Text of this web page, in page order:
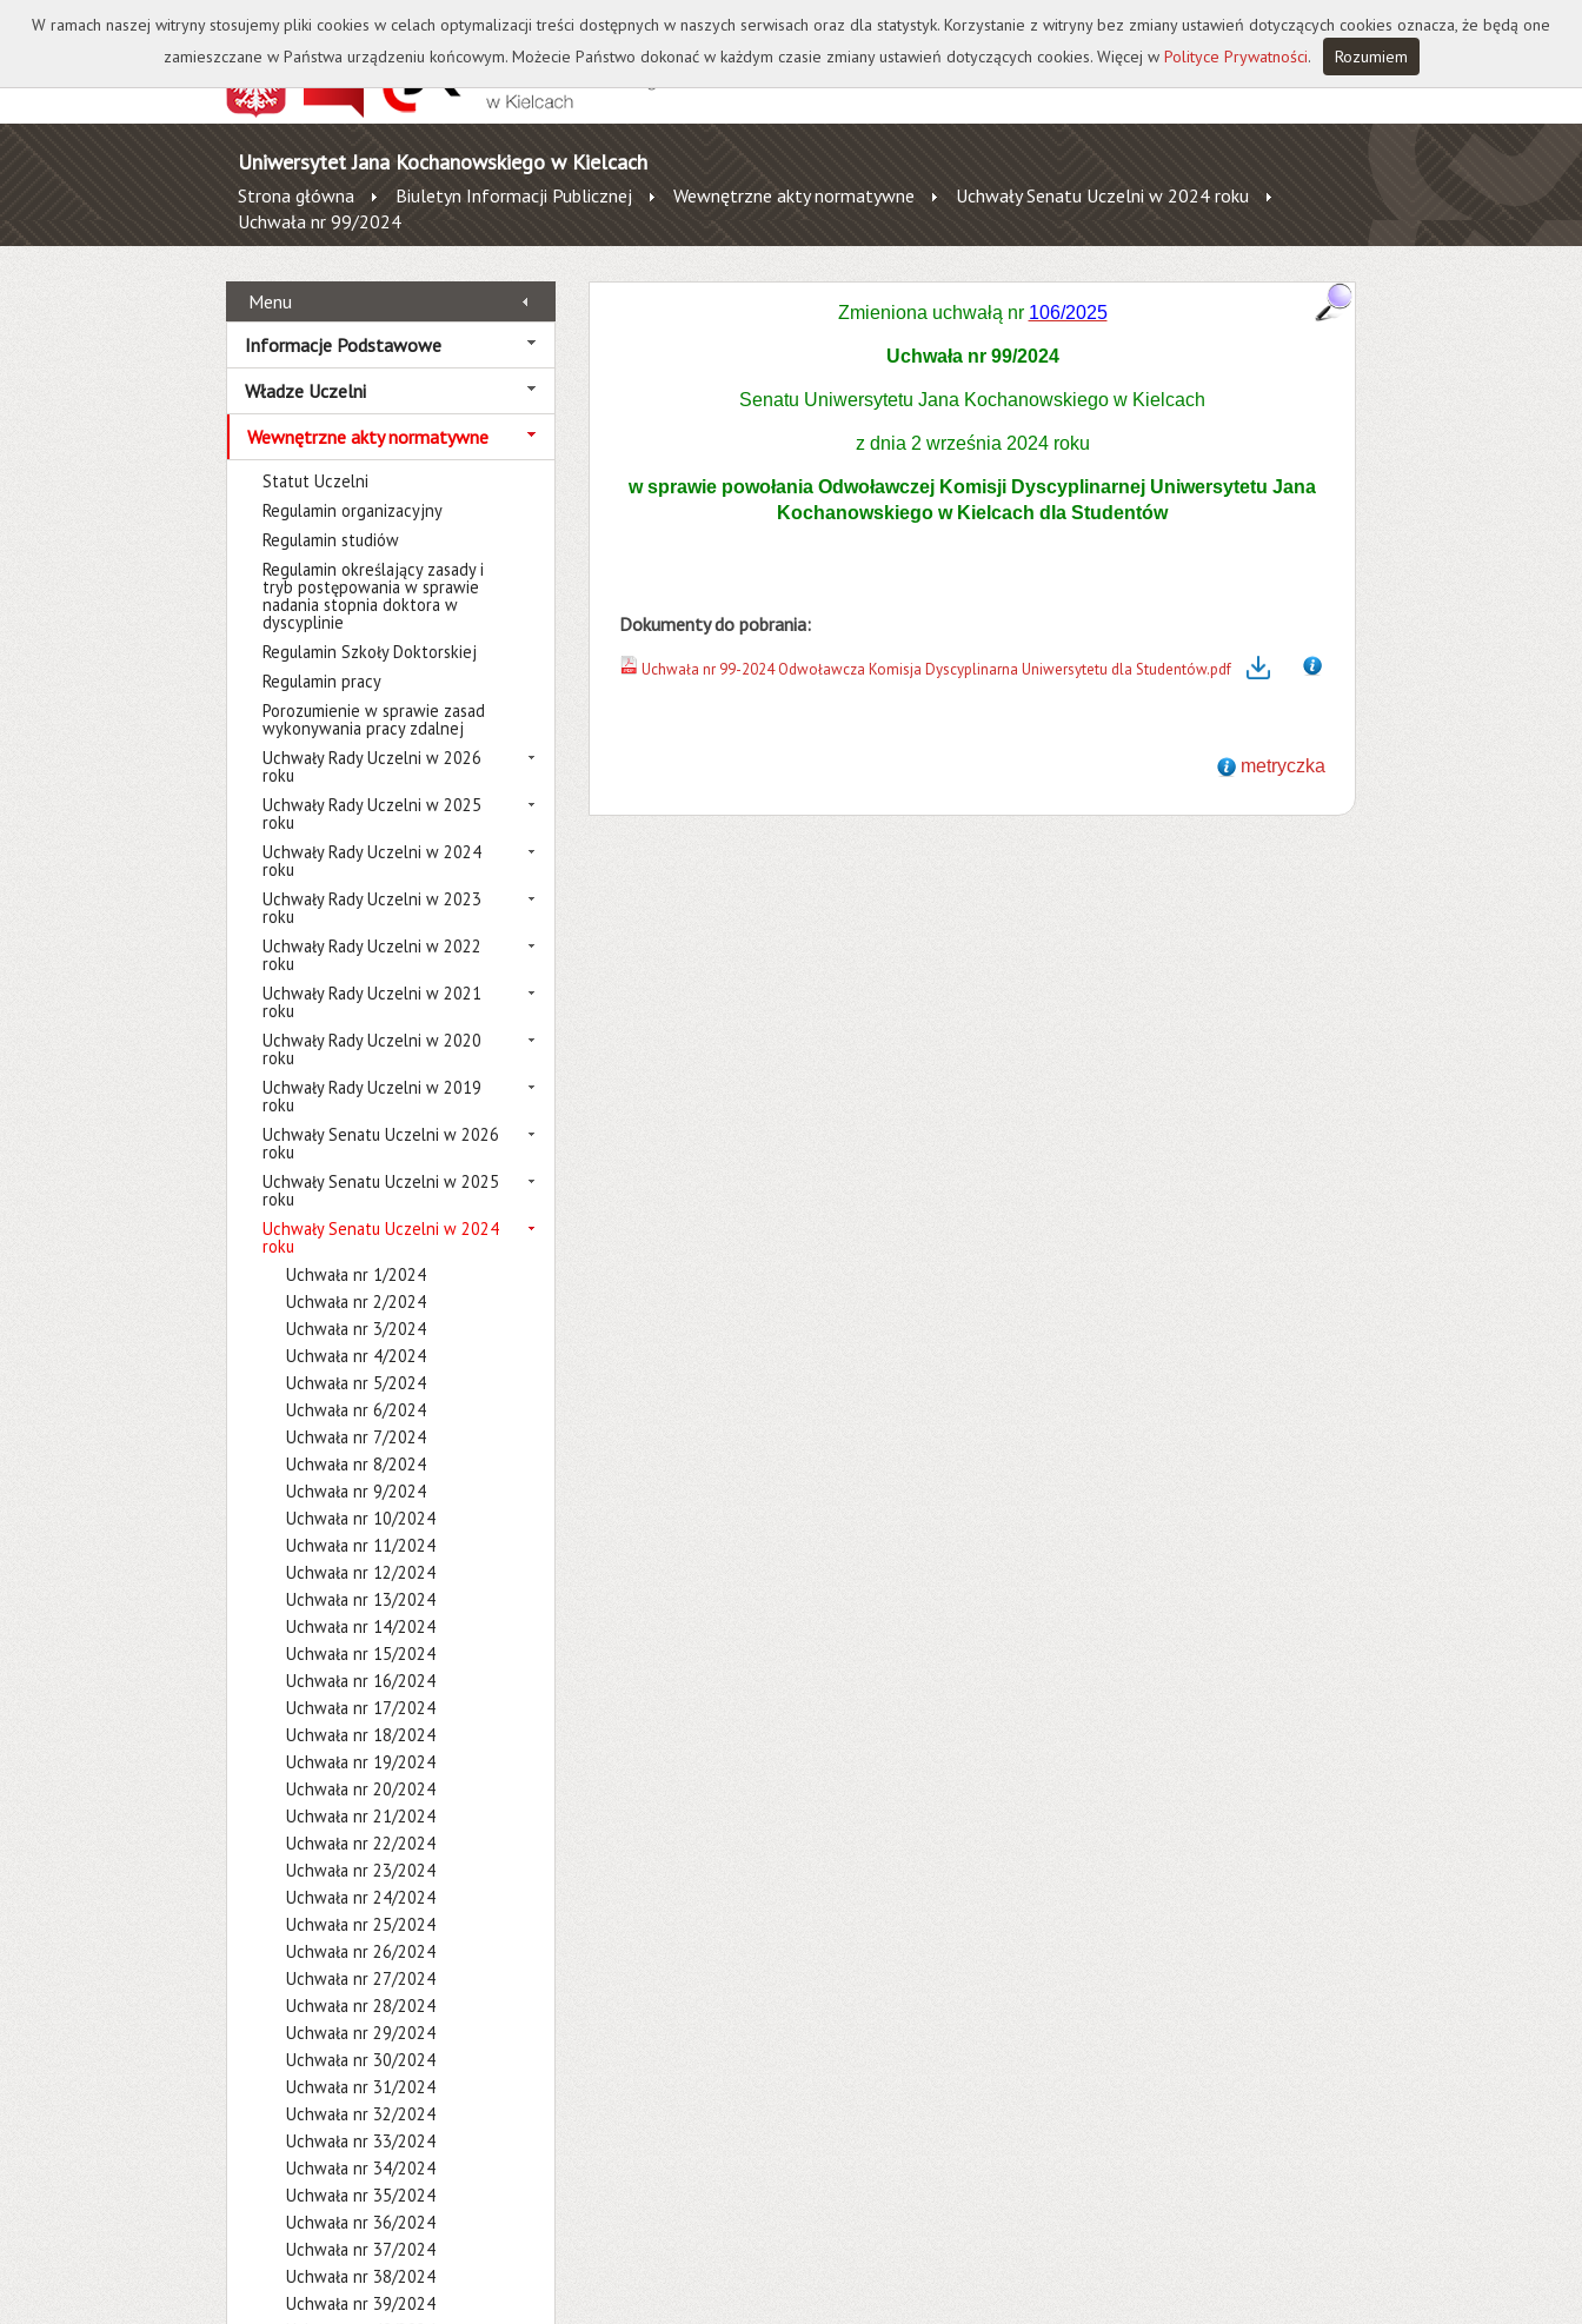
Kontakt Biblioteka Wydawnictwo Wirtualna Uczelnia A A A A
Uniwersytet Jana Kochanowskiego w Kielcach
Strona główna Biuletyn Informacji Publicznej Wewnętrzne akty normatywne
Uchwały Senatu Uczelni w 2024 roku
Uchwała nr 99/2024
Menu
Informacje Podstawowe
Władze Uczelni
Wewnętrzne akty normatywne
Statut Uczelni
Regulamin organizacyjny
Regulamin studiów
Regulamin określający zasady i
tryb postępowania w sprawie
nadania stopnia doktora w
dyscyplinie
Regulamin Szkoły Doktorskiej
Regulamin pracy
Porozumienie w sprawie zasad
wykonywania pracy zdalnej
Uchwały Rady Uczelni w 2026
roku
Uchwały Rady Uczelni w 2025
roku
Uchwały Rady Uczelni w 2024
roku
Uchwały Rady Uczelni w 2023
roku
Uchwały Rady Uczelni w 2022
roku
Uchwały Rady Uczelni w 2021
roku
Uchwały Rady Uczelni w 2020
roku
Uchwały Rady Uczelni w 2019
roku
Uchwały Senatu Uczelni w 2026
roku
Uchwały Senatu Uczelni w 2025
roku
Uchwały Senatu Uczelni w 2024
roku
Uchwała nr 1/2024
Uchwała nr 2/2024
Uchwała nr 3/2024
Uchwała nr 4/2024
Uchwała nr 5/2024
Uchwała nr 6/2024
Uchwała nr 7/2024
Uchwała nr 8/2024
Uchwała nr 9/2024
Uchwała nr 10/2024
Uchwała nr 11/2024
Uchwała nr 12/2024
Uchwała nr 13/2024
Uchwała nr 14/2024
Uchwała nr 15/2024
Uchwała nr 16/2024
Uchwała nr 17/2024
Uchwała nr 18/2024
Uchwała nr 19/2024
Uchwała nr 20/2024
Uchwała nr 21/2024
Uchwała nr 22/2024
Uchwała nr 23/2024
Uchwała nr 24/2024
Uchwała nr 25/2024
Uchwała nr 26/2024
Uchwała nr 27/2024
Uchwała nr 28/2024
Uchwała nr 29/2024
Uchwała nr 30/2024
Uchwała nr 31/2024
Uchwała nr 32/2024
Uchwała nr 33/2024
Uchwała nr 34/2024
Uchwała nr 35/2024
Uchwała nr 36/2024
Uchwała nr 37/2024
Uchwała nr 38/2024
Uchwała nr 39/2024
Zmieniona uchwałą nr 106/2025
Uchwała nr 99/2024
Senatu Uniwersytetu Jana Kochanowskiego w Kielcach
z dnia 2 września 2024 roku
w sprawie powołania Odwoławczej Komisji Dyscyplinarnej Uniwersytetu Jana
Kochanowskiego w Kielcach dla Studentów
Dokumenty do pobrania:
Uchwała nr 99-2024 Odwoławcza Komisja Dyscyplinarna Uniwersytetu dla Studentów.pdf
metryczka
W ramach naszej witryny stosujemy pliki cookies w celach optymalizacji treści dostępnych w naszych serwisach oraz dla statystyk. Korzystanie z witryny bez zmiany ustawień dotyczących cookies oznacza, że będą one
zamieszczane w Państwa urządzeniu końcowym. Możecie Państwo dokonać w każdym czasie zmiany ustawień dotyczących cookies. Więcej w Polityce Prywatności. Rozumiem